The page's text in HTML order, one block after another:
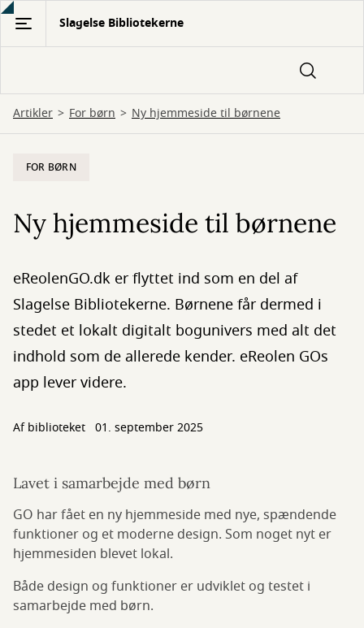
Gå
hovedindhold
Slagelse Bibliotekerne
Artikler For børn Ny hjemmeside til børnene
FOR BØRN
Ny hjemmeside til børnene
eReolenGO.dk er flyttet ind som en del af
Slagelse Bibliotekerne. Børnene får dermed i
stedet et lokalt digitalt bogunivers med alt det
indhold som de allerede kender. eReolen GOs
app lever videre.
Af biblioteket 01. september 2025
Lavet i samarbejde med børn
GO har fået en ny hjemmeside med nye, spændende
funktioner og et moderne design. Som noget nyt er
hjemmesiden blevet lokal.
Både design og funktioner er udviklet og testet i
samarbejde med børn.